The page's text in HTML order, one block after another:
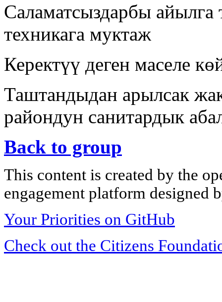
Саламатсыздарбы айылга
техникага муктаж
Керектүү деген маселе
Таштандыдан арылсак
райондун санитардык
Back to group
This content is created by the
engagement platform designed
Your Priorities on GitHub
Check out the Citizens